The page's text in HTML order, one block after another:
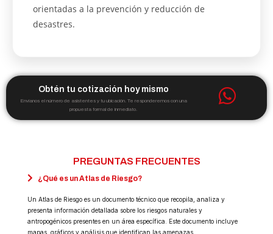
orientadas a la prevención y reducción de
desastres.
Obtén tu cotización hoy mismo
Envíanos el número de asistentes y tu ubicación. Te responderemos con una
propuesta formal de inmediato.
PREGUNTAS FRECUENTES
¿Qué es un Atlas de Riesgo?
Un Atlas de Riesgo es un documento técnico que recopila, analiza y
presenta información detallada sobre los riesgos naturales y
antropogénicos presentes en un área específica. Este documento incluye
mapas, gráficos y análisis que identifican las amenazas,